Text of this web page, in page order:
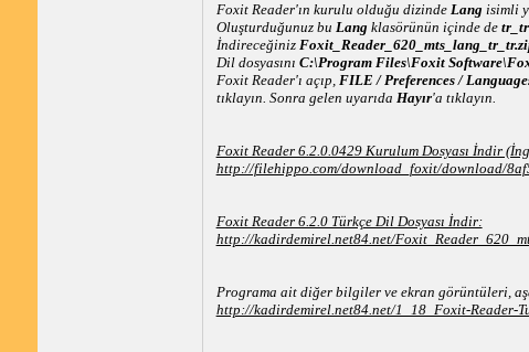
Foxit Reader'ın kurulu olduğu dizinde Lang isimli
Oluşturduğunuz bu Lang klasörünün içinde de tr_tr
İndireceğiniz
Dil dosyasını C:\Program Files\Foxit
Foxit Reader'ı açıp, FILE / Preferences /
tıklayın. Sonra gelen uyarıda Hayır'a tıklayın.
Foxit Reader 6.2.0.0429 Kurulum Dosyası İndir
http://filehippo.com/download_foxit/download/
Foxit Reader 6.2.0 Türkçe Dil Dosyası İndir:
http://kadirdemirel.net84.net/
Programa ait diğer bilgiler ve ekran görüntüleri,
http://kadirdemirel.net84.net/1_18_Foxit-Reader-